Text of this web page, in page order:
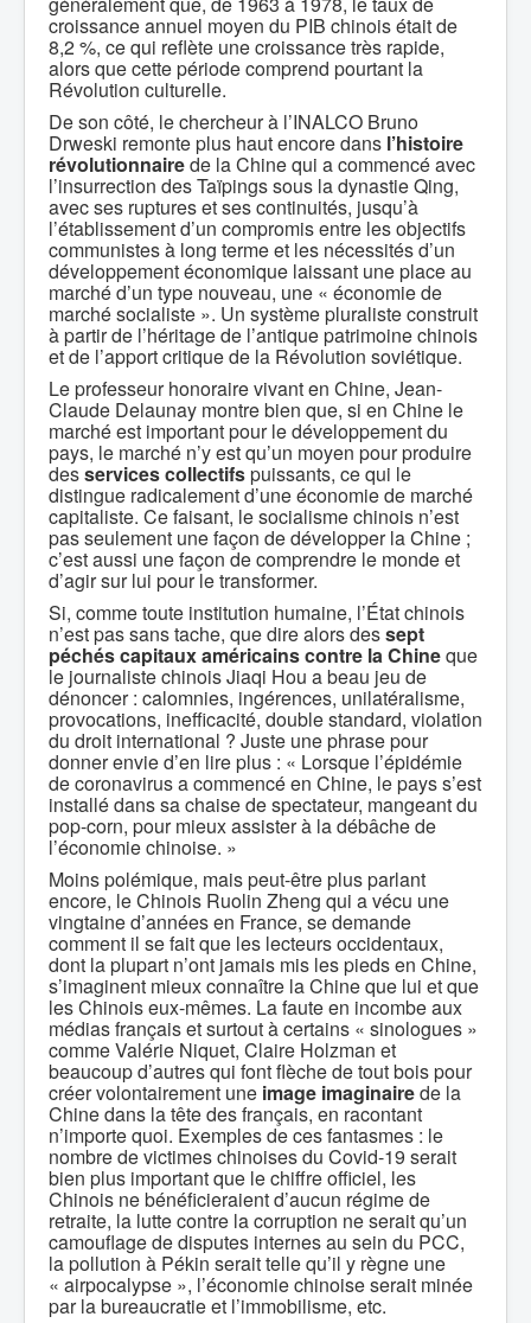
croissance annuel moyen du PIB chinois était de
8,2 %, ce qui reflète une croissance très rapide,
alors que cette période comprend pourtant la
Révolution culturelle.
De son côté, le chercheur à l’INALCO Bruno
Drweski remonte plus haut encore dans l’histoire
révolutionnairede la Chine qui a commencé avec
l’insurrection des Taïpings sous la dynastie Qing,
avec ses ruptures et ses continuités, jusqu’à
l’établissement d’un compromis entre les objectifs
communistes à long terme et les nécessités d’un
développement économique laissant une place au
marché d’un type nouveau, une « économie de
marché socialiste ». Un système pluraliste construit
à partir de l’héritage de l’antique patrimoine chinois
et de l’apport critique de la Révolution soviétique.
Le professeur honoraire vivant en Chine, Jean-
Claude Delaunay montre bien que, si en Chine le
marché est important pour le développement du
pays, le marché n’y est qu’un moyen pour produire
desservices collectifspuissants, ce qui le
distingue radicalement d’une économie de marché
capitaliste. Ce faisant, le socialisme chinois n’est
pas seulement une façon de développer la Chine ;
c’est aussi une façon de comprendre le monde et
d’agir sur lui pour le transformer.
Si, comme toute institution humaine, l’État chinois
n’est pas sans tache, que dire alors dessept
péchés capitauxaméricains contre la Chineque
le journaliste chinois Jiaqi Hou a beau jeu de
dénoncer : calomnies, ingérences, unilatéralisme,
provocations, inefficacité, double standard, violation
du droit international ? Juste une phrase pour
donner envie d’en lire plus : « Lorsque l’épidémie
de coronavirus a commencé en Chine, le pays s’est
installé dans sa chaise de spectateur, mangeant du
pop-corn, pour mieux assister à la débâche de
l’économie chinoise. »
Moins polémique, mais peut-être plus parlant
encore, le Chinois Ruolin Zheng qui a vécu une
vingtaine d’années en France, se demande
comment il se fait que les lecteurs occidentaux,
dont la plupart n’ont jamais mis les pieds en Chine,
s’imaginent mieux connaître la Chine que lui et que
les Chinois eux-mêmes. La faute en incombe aux
médias français et surtout à certains « sinologues »
comme Valérie Niquet, Claire Holzman et
beaucoup d’autres qui font flèche de tout bois pour
créer volontairement une image imaginairede la
Chine dans la tête des français, en racontant
n’importe quoi. Exemples de ces fantasmes : le
nombre de victimes chinoises du Covid-19 serait
bien plus important que le chiffre officiel, les
Chinois ne bénéficieraient d’aucun régime de
retraite, la lutte contre la corruption ne serait qu’un
camouflage de disputes internes au sein du PCC,
la pollution à Pékin serait telle qu’il y règne une
« airpocalypse », l’économie chinoise serait minée
par la bureaucratie et l’immobilisme, etc.